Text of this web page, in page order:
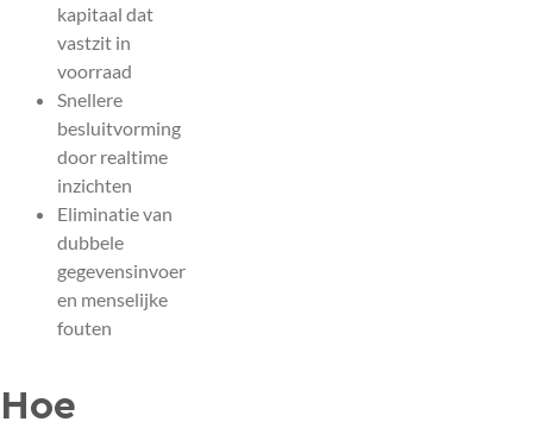
kapitaal dat
vastzit in
voorraad
Snellere
besluitvorming
door realtime
inzichten
Eliminatie van
dubbele
gegevensinvoer
en menselijke
fouten
Hoe